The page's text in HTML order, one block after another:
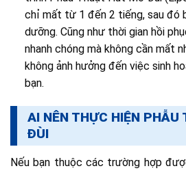
chỉ mất từ 1 đến 2 tiếng, sau đó
dưỡng. Cũng như thời gian hồi
nhanh chóng mà không cần mất
không ảnh hưởng đến việc sinh
bạn.
AI NÊN THỰC HIỆN PHẪU
ĐÙI
Nếu bạn thuộc các trường hợp